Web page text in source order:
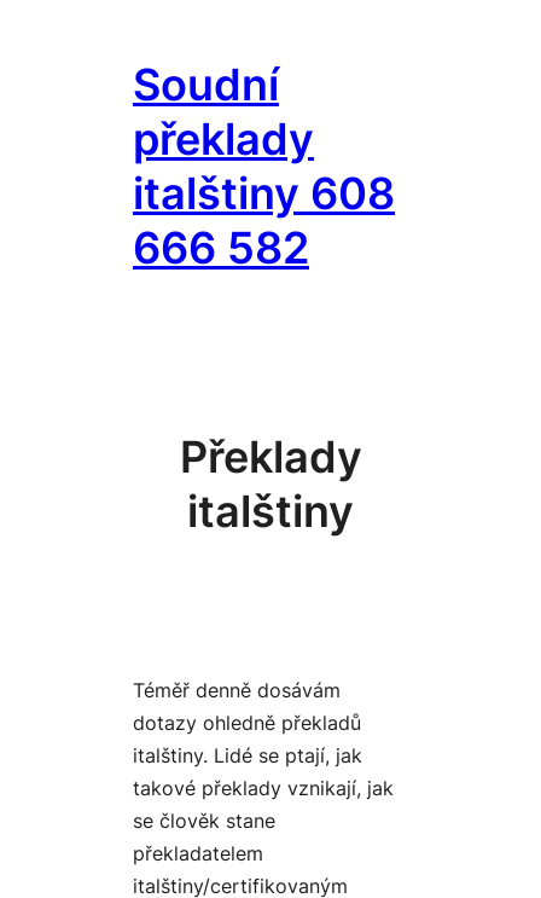
obsahSoudní
překlady
italštiny 608
666 582
Překlady
italštiny
Téměř denně dosávám
dotazy ohledně překladů
italštiny. Lidé se ptají, jak
takové překlady vznikají, jak
se člověk stane
překladatelem
italštiny/certifikovaným